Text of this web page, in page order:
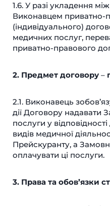
1.6. У разі укладення
Виконавцем приватно-
(індивідуального)
медичних послуг,
приватно-правового
2. Предмет договору –
2.1. Виконавець
дії Договору надавати
послуги у
видів медичної
Прейскуранту, а
оплачувати ці послуги.
3. Права та обов’язки